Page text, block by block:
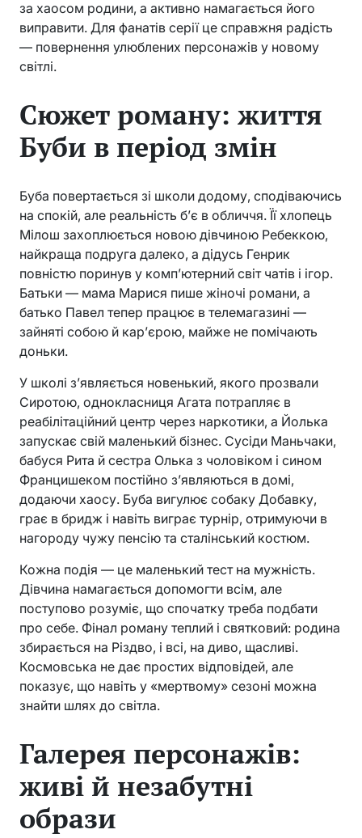
за хаосом родини, а активно намагається його
виправити. Для фанатів серії це справжня радість
— повернення улюблених персонажів у новому
світлі.
Сюжет роману: життя
Буби в період змін
Буба повертається зі школи додому, сподіваючись
на спокій, але реальність б’є в обличчя. Її хлопець
Мілош захоплюється новою дівчиною Ребеккою,
найкраща подруга далеко, а дідусь Генрик
повністю поринув у комп’ютерний світ чатів і ігор.
Батьки — мама Марися пише жіночі романи, а
батько Павел тепер працює в телемагазині —
зайняті собою й кар’єрою, майже не помічають
доньки.
У школі з’являється новенький, якого прозвали
Сиротою, однокласниця Агата потрапляє в
реабілітаційний центр через наркотики, а Йолька
запускає свій маленький бізнес. Сусіди Маньчаки,
бабуся Рита й сестра Олька з чоловіком і сином
Францишеком постійно з’являються в домі,
додаючи хаосу. Буба вигулює собаку Добавку,
грає в бридж і навіть виграє турнір, отримуючи в
нагороду чужу пенсію та сталінський костюм.
Кожна подія — це маленький тест на мужність.
Дівчина намагається допомогти всім, але
поступово розуміє, що спочатку треба подбати
про себе. Фінал роману теплий і святковий: родина
збирається на Різдво, і всі, на диво, щасливі.
Космовська не дає простих відповідей, але
показує, що навіть у «мертвому» сезоні можна
знайти шлях до світла.
Галерея персонажів:
живі й незабутні
образи